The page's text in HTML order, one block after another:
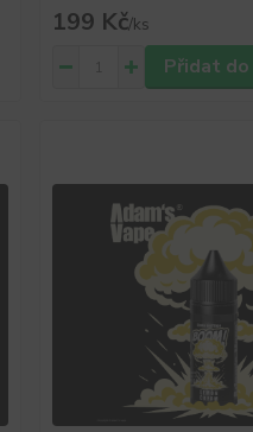
199 Kč/ks
Přidat do